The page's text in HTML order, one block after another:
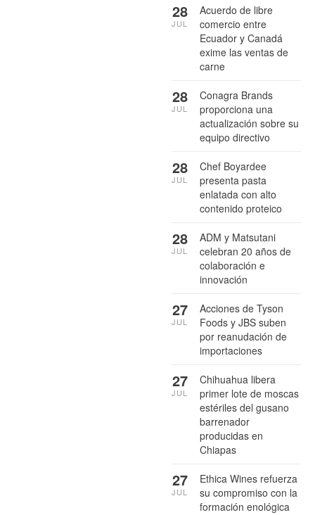
Acuerdo de libre
comercio entre
Ecuador y Canadá
exime las ventas de
carne
28
JUL
Conagra Brands
proporciona una
actualización sobre su
equipo directivo
28
JUL
Chef Boyardee
presenta pasta
enlatada con alto
contenido proteico
28
JUL
ADM y Matsutani
celebran 20 años de
colaboración e
innovación
28
JUL
Acciones de Tyson
Foods y JBS suben
por reanudación de
importaciones
27
JUL
Chihuahua libera
primer lote de moscas
estériles del gusano
barrenador
producidas en
Chiapas
27
JUL
Ethica Wines refuerza
su compromiso con la
formación enológica
27
JUL